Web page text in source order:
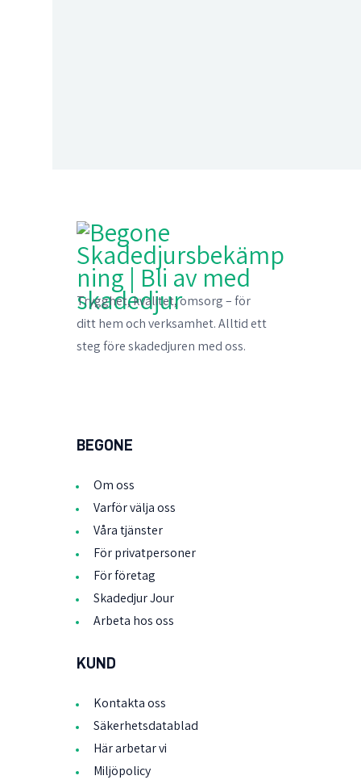
Trygghet, kvalitet, omsorg – för
ditt hem och verksamhet. Alltid ett
steg före skadedjuren med oss.
BEGONE
Om oss
Varför välja oss
Våra tjänster
För privatpersoner
För företag
Skadedjur Jour
Arbeta hos oss
KUND
Kontakta oss
Säkerhetsdatablad
Här arbetar vi
Miljöpolicy